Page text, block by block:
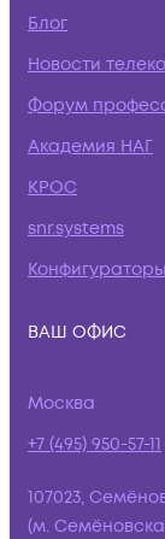
Блог
Новости
Форум
Академия НАГ
КРОС
snr.systems
Конфигураторы
ВАШ ОФИС
Москва
+7 (495) 950-57-11
107023,
(м.